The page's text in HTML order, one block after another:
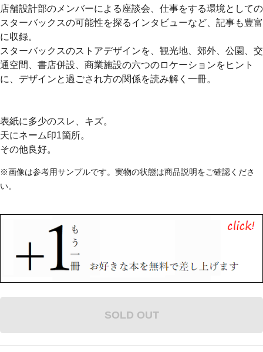
店舗設計部のメンバーによる座談会、仕事をする環境としての
スターバックスの可能性を探るインタビューなど、記事も豊富
に収録。
スターバックスのストアデザインを、観光地、郊外、公園、交
通空間、書店併設、商業施設の六つのロケーションをヒント
に、デザインと過ごされ方の関係を読み解く一冊。
表紙に多少のスレ、キズ。
天にネーム印1箇所。
その他良好。
※画像は参考用サンプルです。実物の状態は商品説明をご確認くださ
い。
SOLD OUT